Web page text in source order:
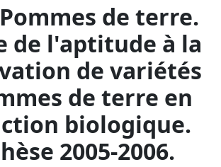
de terre.
de l'aptitude à la
de variétés
de terre en
biologique.
2005-2006.